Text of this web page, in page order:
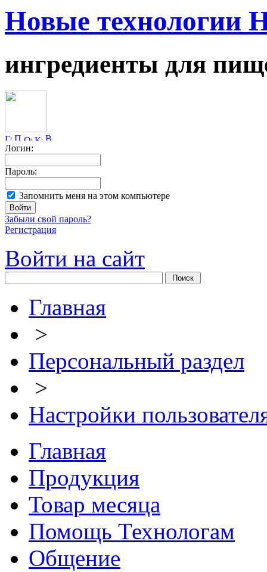
Новые технологии
ингредиенты для
Логин:
Пароль:
Запомнить меня на этом компьютере
Забыли свой пароль?
Регистрация
Войти на сайт
Главная
>
Персональный раздел
>
Настройки
Главная
Продукция
Товар месяца
Помощь Технологам
Общение